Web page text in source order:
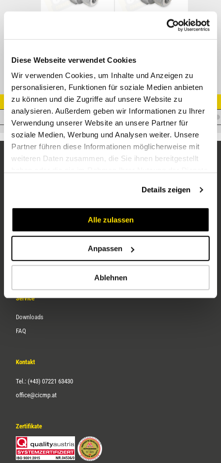
Diese Webseite verwendet Cookies
Wir verwenden Cookies, um Inhalte und Anzeigen zu
personalisieren, Funktionen für soziale Medien anbieten
zu können und die Zugriffe auf unsere Website zu
analysieren. Außerdem geben wir Informationen zu Ihrer
Verwendung unserer Website an unsere Partner für
soziale Medien, Werbung und Analysen weiter. Unsere
Partner führen diese Informationen möglicherweise mit
weiteren Daten zusammen, die Sie ihnen bereitgestellt
Details zeigen
Alle zulassen
Anpassen
Ablehnen
GE-M Gerade Einschraubverschr.
Artikel Nr.
V.AS10M16X1,5
Unternehmen
Karriere
Service
Downloads
FAQ
Kontakt
Tel.: (+43) 07221 63430
office@cicmp.at
Zertifikate